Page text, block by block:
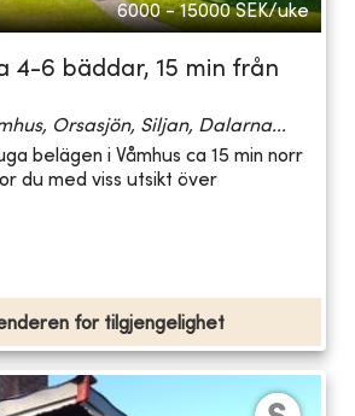
6000 - 15000 SEK/uke
4-6 bäddar, 15 min från
Orsasjön, Siljan, Dalarna...
belägen i Våmhus ca 15 min norr
du med viss utsikt över
for tilgjengelighet